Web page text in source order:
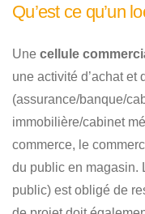
Qu’est ce qu’un
Une cellule
une activité d’achat et
(assurance/banque/
immobilière/cabinet
commerce, le
du public en magasin.
public) est obligé de